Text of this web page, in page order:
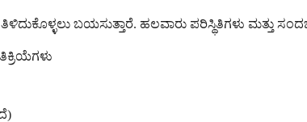
ಬಯಸುತ್ತಾರೆ. ಹಲವಾರು ಪರಿಸ್ಥಿತಿಗಳು ಮತ್ತು